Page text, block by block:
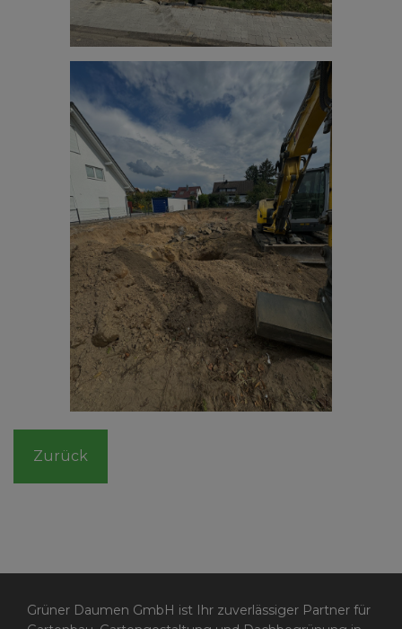
Zurück
Grüner Daumen GmbH ist Ihr zuverlässiger Partner für